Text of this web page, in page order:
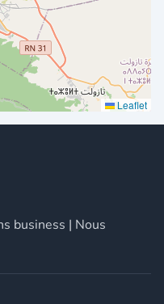
Leaflet
business | Nous